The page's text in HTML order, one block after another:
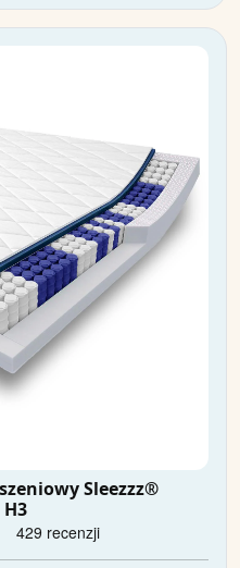
Sleezzz®